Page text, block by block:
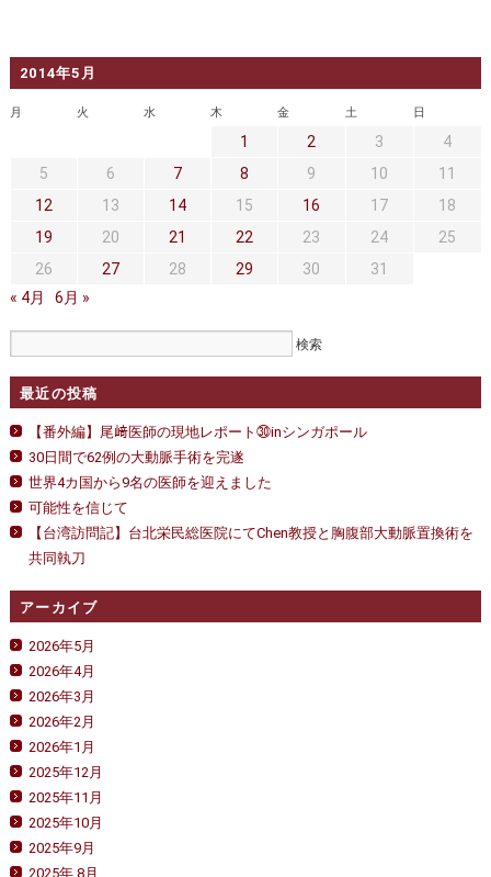
大動脈瘤を指摘されたら？
セカンドオピニオン 治療費について
正しい病院の選び方 アクセス
私どもの特色
手術概要
医師募集情報
トピックス一覧
力
2014年5月
月 火 水 木 金 土 日
1 2 3
4
5
6 7 8 9 10
11
12
13 14 15 16 17
18
19
20 21 22 23 24
25
26
27 28 29 30
31
« 4月
6月 »
最近の投稿
【番外編】尾﨑医師の現地レポート㉚inシンガポール
30日間で62例の大動脈手術を完遂
世界4カ国から9名の医師を迎えました
可能性を信じて
【台湾訪問記】台北栄民総医院にてChen教授と胸腹部大動脈置換術を
共同執刀
アーカイブ
2026年5月
2026年4月
2026年3月
2026年2月
2026年1月
2025年12月
2025年11月
2025年10月
2025年9月
2025年 8月